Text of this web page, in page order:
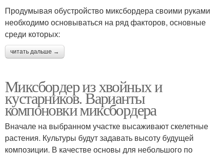
Продумывая обустройство миксбордера своими руками
необходимо основываться на ряд факторов, основные
среди которых:
читать дальше →
Миксбордер из хвойных и
кустарников. Варианты
компоновки миксбордера
Вначале на выбранном участке высаживают скелетные
растения. Культуры будут задавать высоту будущей
композиции. В качестве основы для небольшого по